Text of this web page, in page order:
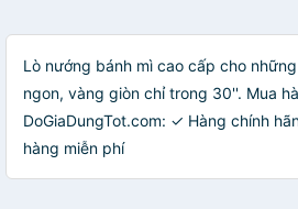
Lò nướng bánh mì cao cấp cho
ngon, vàng giòn chỉ trong 30''. Mua
DoGiaDungTot.com: ✓ Hàng chính
hàng miễn phí